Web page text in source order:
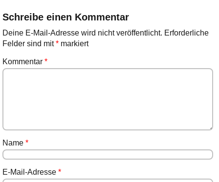
Schreibe einen Kommentar
Deine E-Mail-Adresse wird nicht veröffentlicht. Erforderliche
Felder sind mit*markiert
Kommentar *
Name *
E-Mail-Adresse *